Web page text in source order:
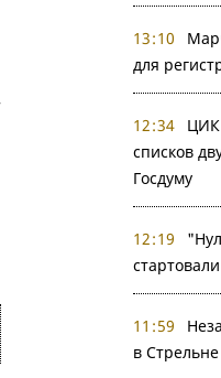
13:10
для
12:34
ЦИК
списков
Госдуму
12:19
11:59
в Стрельне